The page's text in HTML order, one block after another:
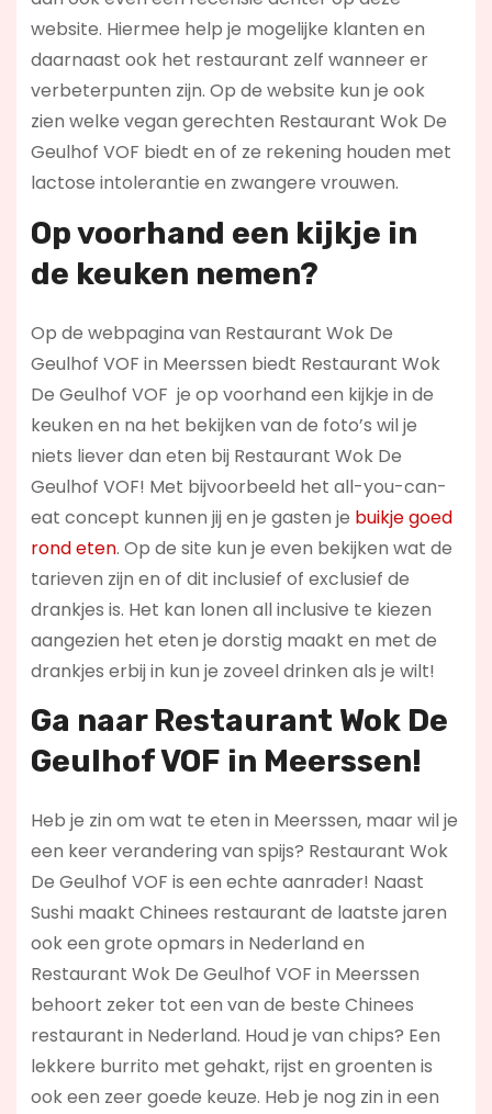
website. Hiermee help je mogelijke klanten en
daarnaast ook het restaurant zelf wanneer er
verbeterpunten zijn. Op de website kun je ook
zien welke vegan gerechten Restaurant Wok De
Geulhof VOF biedt en of ze rekening houden met
lactose intolerantie en zwangere vrouwen.
Op voorhand een kijkje in
de keuken nemen?
Op de webpagina van Restaurant Wok De
Geulhof VOF in Meerssen biedt Restaurant Wok
De Geulhof VOF je op voorhand een kijkje in de
keuken en na het bekijken van de foto’s wil je
niets liever dan eten bij Restaurant Wok De
Geulhof VOF! Met bijvoorbeeld het all-you-can-
eat concept kunnen jij en je gasten je buikje goed
rond eten. Op de site kun je even bekijken wat de
tarieven zijn en of dit inclusief of exclusief de
drankjes is. Het kan lonen all inclusive te kiezen
aangezien het eten je dorstig maakt en met de
drankjes erbij in kun je zoveel drinken als je wilt!
Ga naar Restaurant Wok De
Geulhof VOF in Meerssen!
Heb je zin om wat te eten in Meerssen, maar wil je
een keer verandering van spijs? Restaurant Wok
De Geulhof VOF is een echte aanrader! Naast
Sushi maakt Chinees restaurant de laatste jaren
ook een grote opmars in Nederland en
Restaurant Wok De Geulhof VOF in Meerssen
behoort zeker tot een van de beste Chinees
restaurant in Nederland. Houd je van chips? Een
lekkere burrito met gehakt, rijst en groenten is
ook een zeer goede keuze. Heb je nog zin in een